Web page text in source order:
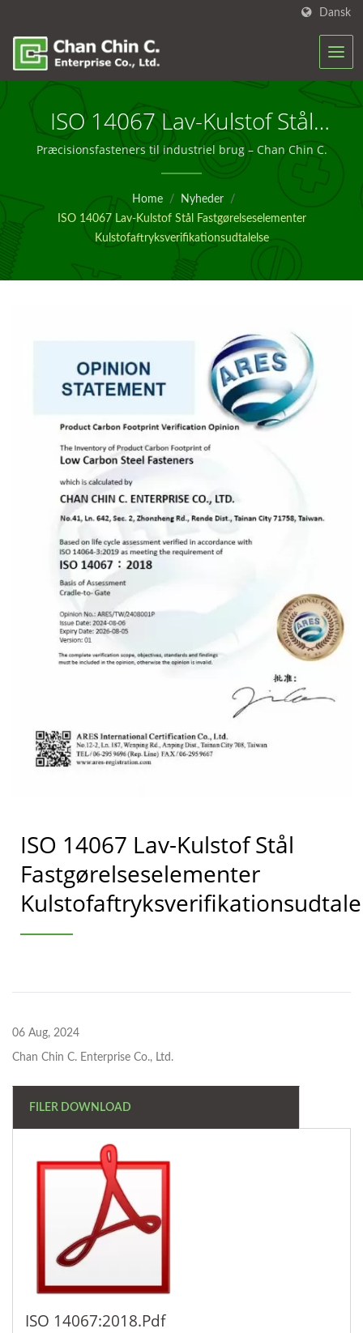
Dansk
ISO 14067 Lav-Kulstof Stål
Fastgørelseselementer
|
Ingeniørfastgørelsesløsninger
Til Byggeri – Chan Chin C.
Præcisionsfasteners til industriel brug – Chan Chin C.
Home / Nyheder
/
ISO 14067 Lav-Kulstof Stål Fastgørelseselementer
Kulstofaftryksverifikationsudtalelse
ISO 14067 Lav-Kulstof Stål
Fastgørelseselementer
06 Aug, 2024
Chan Chin C. Enterprise Co., Ltd.
FILER DOWNLOAD
ISO 14067:2018.pdf